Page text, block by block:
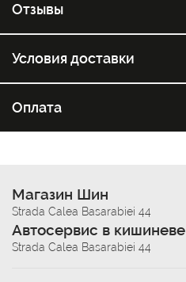
Отзывы
Условия доставки
Оплата
Магазин Шин
Strada Calea Basarabiei 44
Автосервис в кишиневе
Strada Calea Basarabiei 44